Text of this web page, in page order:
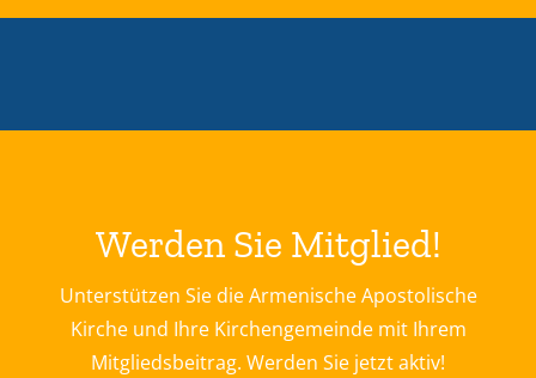
Werden Sie Mitglied!
Unterstützen Sie die Armenische Apostolische
Kirche und Ihre Kirchengemeinde mit Ihrem
Mitgliedsbeitrag. Werden Sie jetzt aktiv!